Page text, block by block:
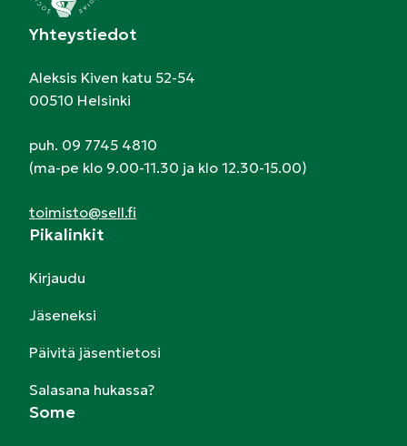
Yhteystiedot
Aleksis Kiven katu 52-54
00510 Helsinki
puh. 09 7745 4810
(ma-pe klo 9.00-11.30 ja klo 12.30-15.00)
toimisto@sell.fi
Pikalinkit
Kirjaudu
Jäseneksi
Päivitä jäsentietosi
Salasana hukassa?
Some